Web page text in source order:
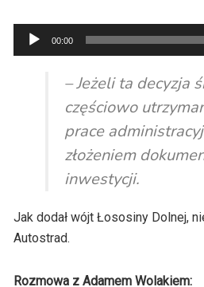
Odtwarzacz
plików
dźwiękowych
00:00
– Jeżeli ta decyzja
częściowo
prace
złożeniem
inwestycji.
Jak dodał wójt Łososiny Dolnej,
Autostrad.
Rozmowa z Adamem Wolakiem: